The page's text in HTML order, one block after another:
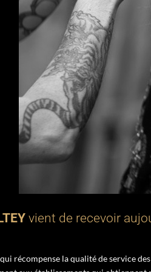
vient de recevoir
récompense la qualité de service